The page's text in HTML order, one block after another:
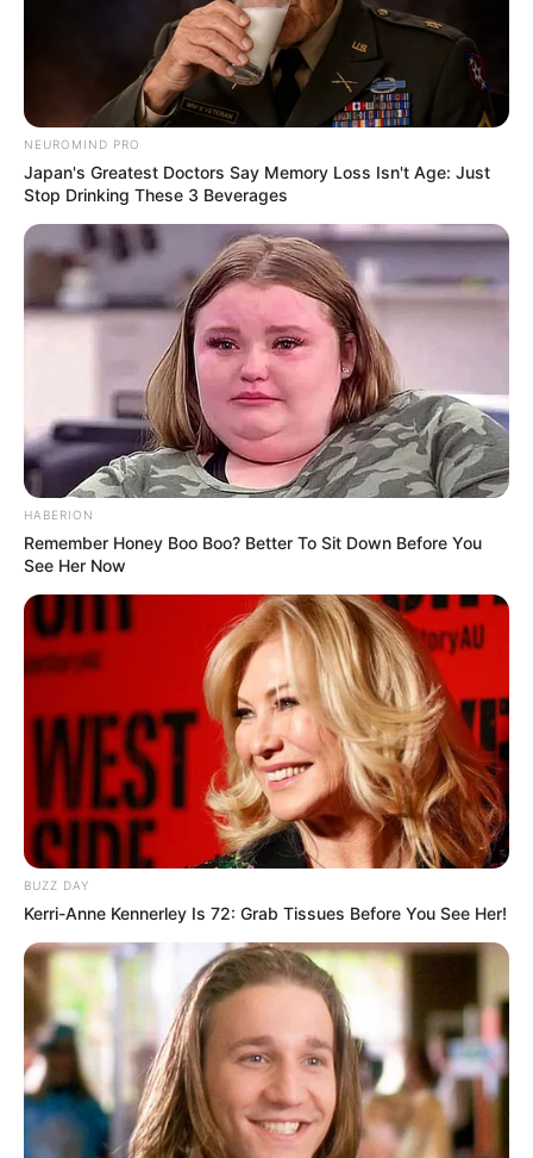
NEUROMIND PRO
Japan's Greatest Doctors Say Memory Loss Isn't Age: Just
Stop Drinking These 3 Beverages
HABERION
Remember Honey Boo Boo? Better To Sit Down Before You
See Her Now
BUZZ DAY
Kerri-Anne Kennerley Is 72: Grab Tissues Before You See Her!